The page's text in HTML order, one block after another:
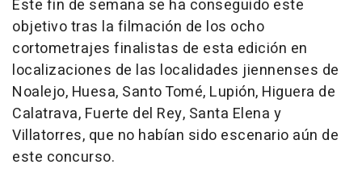
Este fin de semana se ha conseguido este
objetivo tras la filmación de los ocho
cortometrajes finalistas de esta edición en
localizaciones de las localidades jiennenses de
Noalejo, Huesa, Santo Tomé, Lupión, Higuera de
Calatrava, Fuerte del Rey, Santa Elena y
Villatorres, que no habían sido escenario aún de
este concurso.